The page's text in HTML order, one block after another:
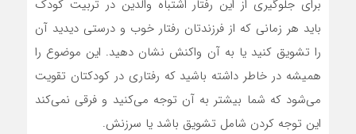
برای جلوگیری از این رفتار اشتباه والدین در تربیت کودک
باید هر زمانی که از فرزندتان رفتار خوب و درستی دیدید آن
را تشویق کنید یا به آن واکنش نشان دهید. این موضوع را
همیشه در خاطر داشته باشید که رفتاری در کودکتان تقویت
می‌شود که شما بیشتر به آن توجه می‌کنید و فرقی نمی‌کند
این توجه کردن شامل تشویق باشد یا سرزنش.